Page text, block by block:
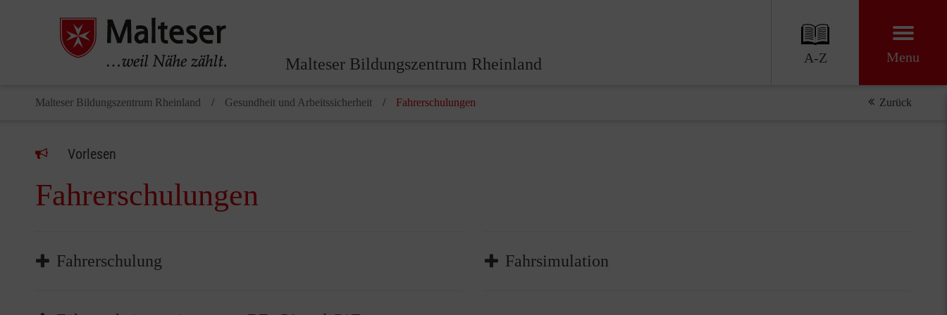
Malteser Bildungszentrum Rheinland A-Z Menu
Malteser Bildungszentrum Rheinland Gesundheit und Arbeitssicherheit Fahrerschulungen Zurück
Vorlesen
Fahrerschulungen
Fahrerschulung
Alle Mitarbeiter und Helfer der Malteser, die ein
Fahrsimulation